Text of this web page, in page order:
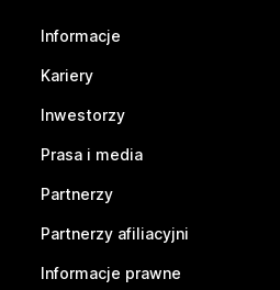
Informacje
Kariery
Inwestorzy
Prasa i media
Partnerzy
Partnerzy afiliacyjni
Informacje prawne